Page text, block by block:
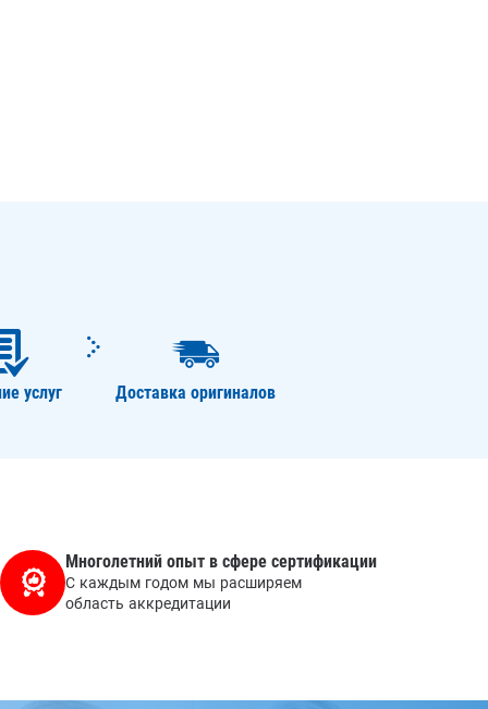
услуг Доставка оригиналов
Многолетний опыт в сфере сертификации
С каждым годом мы расширяем
область аккредитации